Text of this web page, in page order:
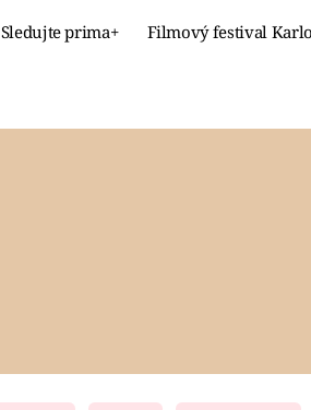
Sledujte prima+ Filmový festival